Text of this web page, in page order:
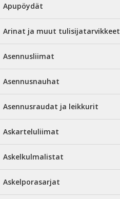
Apupöydät
Arinat ja muut tulisijatarvikkeet
Asennusliimat
Asennusnauhat
Asennusraudat ja leikkurit
Askarteluliimat
Askelkulmalistat
Askelporasarjat